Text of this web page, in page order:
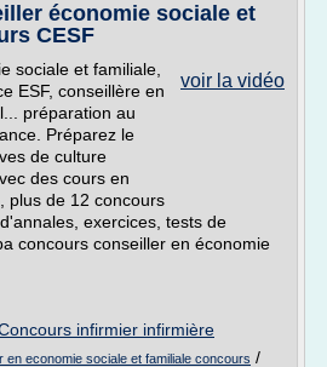
économie sociale et
CESF
voir la vidéo
sociale et familiale,
ESF, conseillère en
préparation au
Préparez le
de culture
des cours en
plus de 12 concours
exercices, tests de
concours conseiller en économie
infirmier infirmière
en economie sociale et familiale concours /